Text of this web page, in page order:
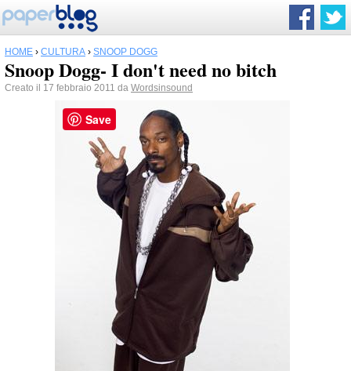
HOME › CULTURA › SNOOP DOGG
Snoop Dogg- I don't need no bitch
Creato il 17 febbraio 2011 da Wordsinsound
Save